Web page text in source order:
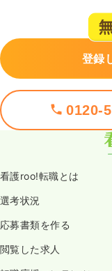
登録
0120-
看護roo!転職とは
選考状況
応募書類を作る
閲覧した求人